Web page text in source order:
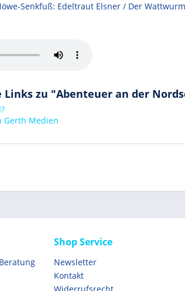
Senkfuß: Edeltraut Elsner / Der
zu "Abenteuer an der
Gerth Medien
Shop Service
Newsletter
Kontakt